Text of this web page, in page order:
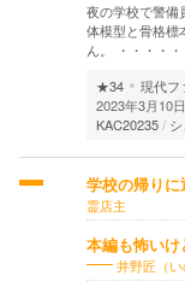
夜の学校で警備
体模型と骨格標
ん。 ・・・・
★34
現代フ
2023年3月10
KAC20235
学校の帰りに
霊店主
本編も怖いけ
井野匠（い